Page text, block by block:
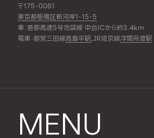
〒175-0081
東京都板橋区新河岸1-15-5
車：首都高速5号池袋線 中台ICから約3.4km
電車：都営三田線高島平駅,JR埼京線浮間舟渡駅
MENU